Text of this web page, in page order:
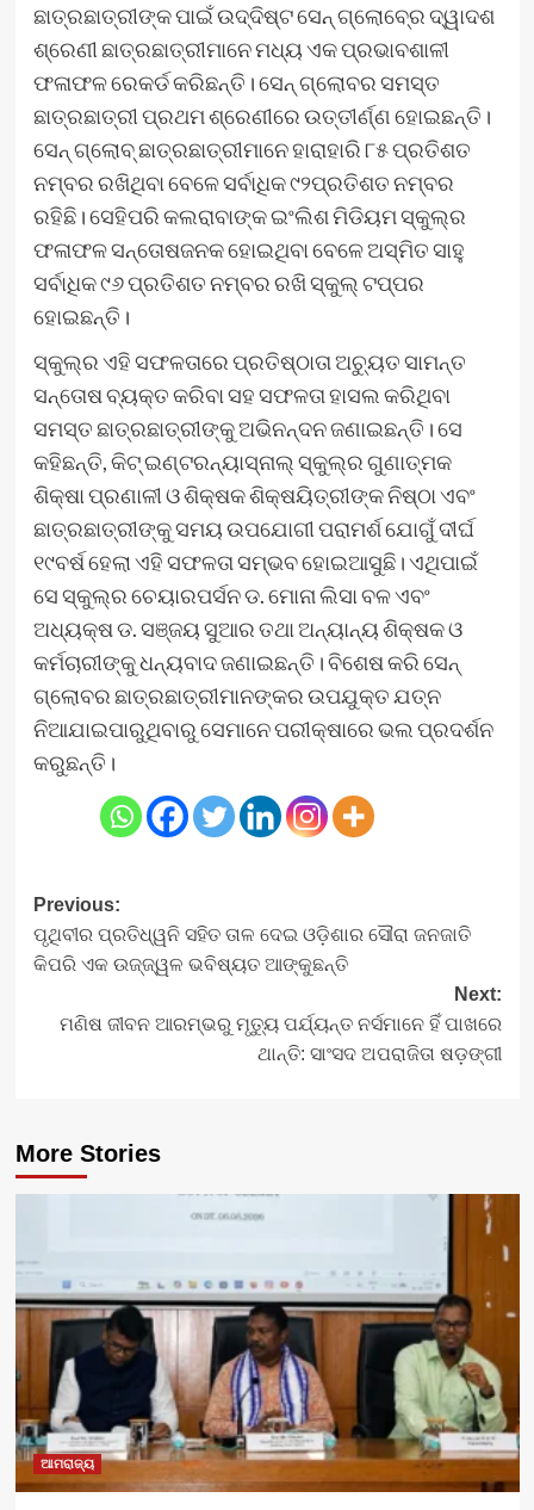
ଛାତ୍ରଛାତ୍ରୀଙ୍କ ପାଇଁ ଉଦ୍ଦିଷ୍ଟ ସେନ୍‍ ଗ୍ଲୋବ୍‍ରେ ଦ୍ୱାଦଶ
ଶ୍ରେଣୀ ଛାତ୍ରଛାତ୍ରୀମାନେ ମଧ୍ୟ ଏକ ପ୍ରଭାବଶାଳୀ
ଫଳାଫଳ ରେକର୍ଡ କରିଛନ୍ତି। ସେନ୍‍ ଗ୍ଲୋବର ସମସ୍ତ
ଛାତ୍ରଛାତ୍ରୀ ପ୍ରଥମ ଶ୍ରେଣୀରେ ଉତ୍ତୀର୍ଣ୍ଣ ହୋଇଛନ୍ତି।
ସେନ୍‍ ଗ୍ଲୋବ୍‍ ଛାତ୍ରଛାତ୍ରୀମାନେ ହାରାହାରି ୮୫ ପ୍ରତିଶତ
ନମ୍ବର ରଖିଥିବା ବେଳେ ସର୍ବାଧିକ ୯୨ପ୍ରତିଶତ ନମ୍ବର
ରହିଛି। ସେହିପରି କଲରାବାଙ୍କ ଇଂଲିଶ ମିଡିୟମ ସ୍କୁଲ୍‍ର
ଫଳାଫଳ ସନ୍ତୋଷଜନକ ହୋଇଥିବା ବେଳେ ଅସ୍ମିତ ସାହୁ
ସର୍ବାଧିକ ୯୬ ପ୍ରତିଶତ ନମ୍ବର ରଖି ସ୍କୁଲ୍‍ ଟପ୍‍ପର
ହୋଇଛନ୍ତି।
ସ୍କୁଲ୍‍ର ଏହି ସଫଳତାରେ ପ୍ରତିଷ୍ଠାତା ଅଚ୍ୟୁତ ସାମନ୍ତ
ସନ୍ତୋଷ ବ୍ୟକ୍ତ କରିବା ସହ ସଫଳତା ହାସଲ କରିଥିବା
ସମସ୍ତ ଛାତ୍ରଛାତ୍ରୀଙ୍କୁ ଅଭିନନ୍ଦନ ଜଣାଇଛନ୍ତି। ସେ
କହିଛନ୍ତି, କିଟ୍‍ ଇଣ୍ଟରନ୍ୟାସ୍‍ନାଲ୍‍ ସ୍କୁଲ୍‍ର ଗୁଣାତ୍ମକ
ଶିକ୍ଷା ପ୍ରଣାଳୀ ଓ ଶିକ୍ଷକ ଶିକ୍ଷୟିତ୍ରୀଙ୍କ ନିଷ୍ଠା ଏବଂ
ଛାତ୍ରଛାତ୍ରୀଙ୍କୁ ସମୟ ଉପଯୋଗୀ ପରାମର୍ଶ ଯୋଗୁଁ ଦୀର୍ଘ
୧୯ବର୍ଷ ହେଲା ଏହି ସଫଳତା ସମ୍ଭବ ହୋଇଆସୁଛି। ଏଥିପାଇଁ
ସେ ସ୍କୁଲ୍‍ର ଚେୟାରପର୍ସନ ଡ. ମୋନା ଲିସା ବଳ ଏବଂ
ଅଧ୍ୟକ୍ଷ ଡ. ସଞ୍ଜୟ ସୁଆର ତଥା ଅନ୍ୟାନ୍ୟ ଶିକ୍ଷକ ଓ
କର୍ମଚାରୀଙ୍କୁ ଧନ୍ୟବାଦ ଜଣାଇଛନ୍ତି। ବିଶେଷ କରି ସେନ୍‍
ଗ୍ଲୋବର ଛାତ୍ରଛାତ୍ରୀମାନଙ୍କର ଉପଯୁକ୍ତ ଯତ୍ନ
ନିଆଯାଇପାରୁଥିବାରୁ ସେମାନେ ପରୀକ୍ଷାରେ ଭଲ ପ୍ରଦର୍ଶନ
କରୁଛନ୍ତି।
Post
navigation
Previous:
ପୃଥିବୀର ପ୍ରତିଧ୍ୱନି ସହିତ ତାଳ ଦେଇ ଓଡ଼ିଶାର ସୌରା ଜନଜାତି
କିପରି ଏକ ଉଜ୍ଜ୍ୱଳ ଭବିଷ୍ୟତ ଆଙ୍କୁଛନ୍ତି
Next:
ମଣିଷ ଜୀବନ ଆରମ୍ଭରୁ ମୃତ୍ୟୁ ପର୍ଯ୍ୟନ୍ତ ନର୍ସମାନେ ହିଁ ପାଖରେ
ଥାନ୍ତି: ସାଂସଦ ଅପରାଜିତା ଷଡ଼ଙ୍ଗୀ
More Stories
ଆମରାଜ୍ୟ